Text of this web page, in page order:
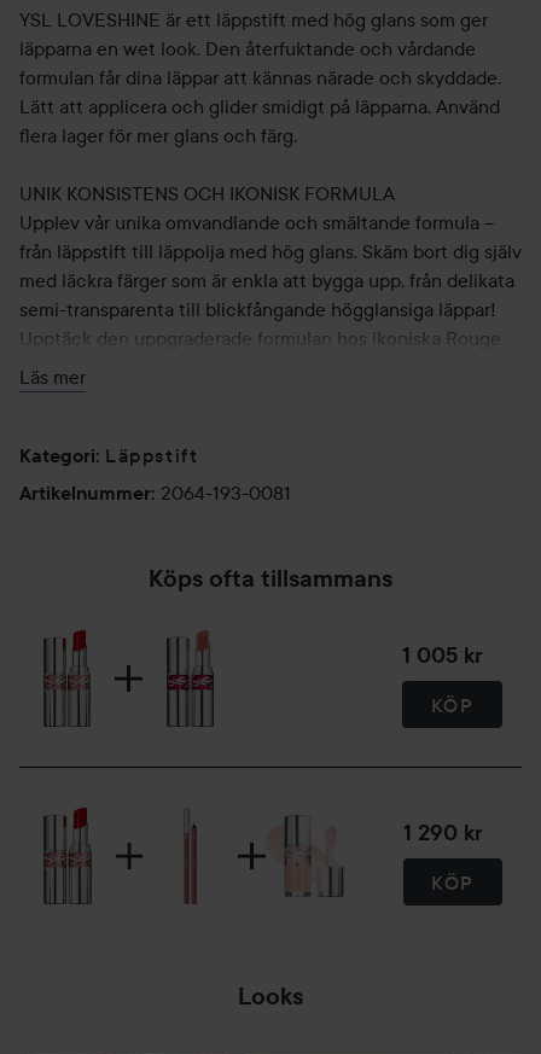
YSL LOVESHINE är ett läppstift med hög glans som ger
läpparna en wet look. Den återfuktande och vårdande
formulan får dina läppar att kännas närade och skyddade.
Lätt att applicera och glider smidigt på läpparna. Använd
flera lager för mer glans och färg.
UNIK KONSISTENS OCH IKONISK FORMULA
Upplev vår unika omvandlande och smältande formula –
från läppstift till läppolja med hög glans. Skäm bort dig själv
med läckra färger som är enkla att bygga upp, från delikata
semi-transparenta till blickfångande högglansiga läppar!
Upptäck den uppgraderade formulan hos ikoniska Rouge
Volupté Shine i en ny silverförpackning. Den vårdande
formulan får dina läppar att kännas återfuktade, vårdade
NYANSER
rött och orange. Loveshine-läppstiftsserien innehåller 3
redan ikoniska nyanser:
44 Nude Lavalière (tidigare bästsäljaren i Rougé Volupte
Shine)
150 Nude Lingerie (tidigare bästsäljaren i Rougé Volupte
Välj din nyans för att uttrycka din personlighet med YSL!
FÖRDELAR FÖR KONSUMENTEN
• Synligt mjukare och fräschare läppar
• Lätt att applicera, fördelas jämnt och glider smidigt på
Läs mer
Kategori: Läppstift
Artikelnummer: 2064-193-0081
Köps ofta tillsammans
1 005 kr
KÖP
1 290 kr
KÖP
Looks